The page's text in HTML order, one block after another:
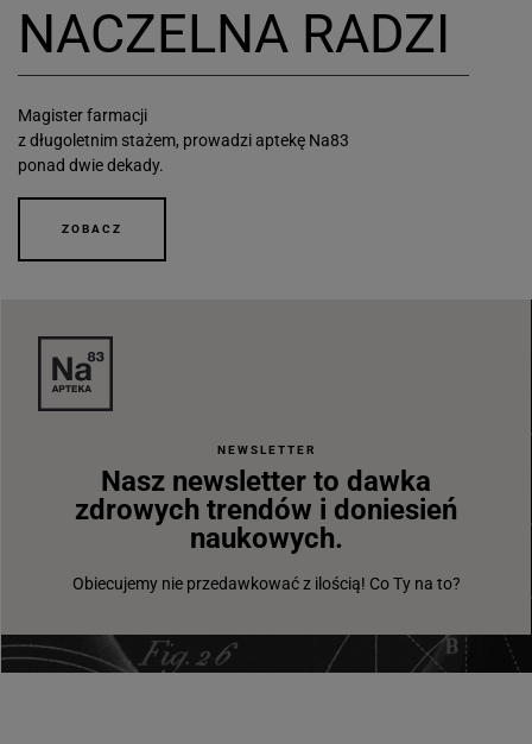
NACZELNA RADZI
Magister farmacji
z długoletnim stażem, prowadzi aptekę Na83
ponad dwie dekady.
ZOBACZ
NEWSLETTER
Nasz newsletter to dawka
zdrowych trendów i doniesień
naukowych.
Obiecujemy nie przedawkować z ilością! Co Ty na to?